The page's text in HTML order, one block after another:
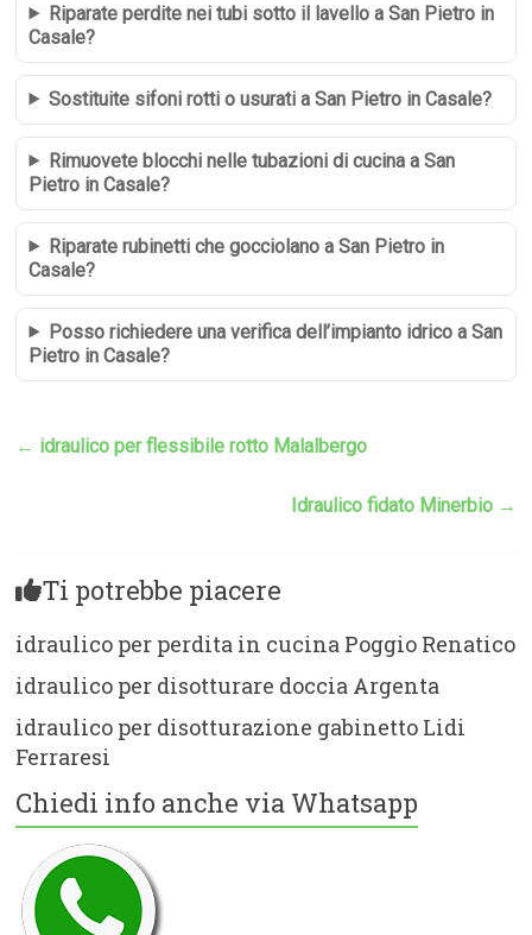
Riparate perdite nei tubi sotto il lavello a San Pietro in
Casale?
Sostituite sifoni rotti o usurati a San Pietro in Casale?
Rimuovete blocchi nelle tubazioni di cucina a San
Pietro in Casale?
Riparate rubinetti che gocciolano a San Pietro in
Casale?
Posso richiedere una verifica dell’impianto idrico a San
Pietro in Casale?
← idraulico per flessibile rotto Malalbergo
Idraulico fidato Minerbio →
Ti potrebbe piacere
idraulico per perdita in cucina Poggio Renatico
idraulico per disotturare doccia Argenta
idraulico per disotturazione gabinetto Lidi
Ferraresi
Chiedi info anche via Whatsapp